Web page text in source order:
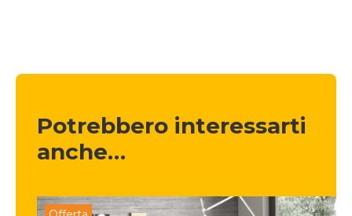
Potrebbero interessarti
anche…